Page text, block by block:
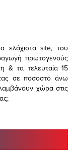
ελάχισταsite, του
πρωτογενούς
& τα τελευταία 15
σε ποσοστό άνω
χώρα στις